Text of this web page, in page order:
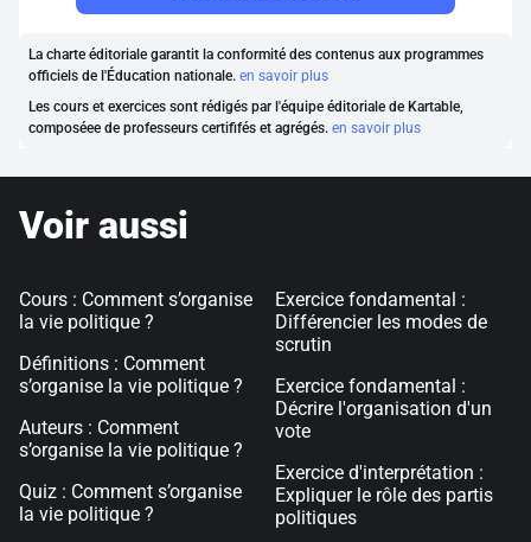
La charte éditoriale garantit la conformité des contenus aux programmes
officiels de l'Éducation nationale. en savoir plus
Les cours et exercices sont rédigés par l'équipe éditoriale de Kartable,
composéee de professeurs certififés et agrégés. en savoir plus
Voir aussi
Cours : Comment s’organise
la vie politique ?
Définitions : Comment
s’organise la vie politique ?
Auteurs : Comment
s’organise la vie politique ?
Quiz : Comment s’organise
la vie politique ?
Exercice fondamental :
Différencier les modes de
scrutin
Exercice fondamental :
Décrire l'organisation d'un
vote
Exercice d'interprétation :
Expliquer le rôle des partis
politiques